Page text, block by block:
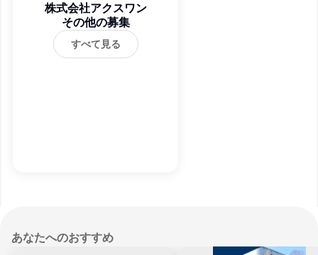
株式会社アクスワン
その他の募集
すべて見る
あなたへのおすすめ